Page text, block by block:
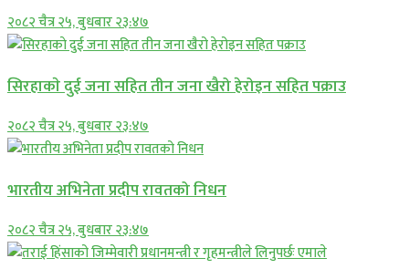
२०८२ चैत्र २५, बुधबार २३:४७
सिरहाकाे दुई जना सहित तीन जना खैरो हेरोइन सहित पक्राउ
२०८२ चैत्र २५, बुधबार २३:४७
भारतीय अभिनेता प्रदीप रावतको निधन
२०८२ चैत्र २५, बुधबार २३:४७